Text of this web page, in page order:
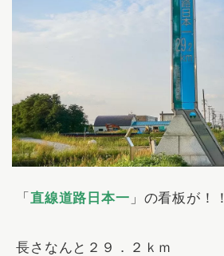
「 直線道路日本一 」の看板が！！
長さなんと２９．２ｋｍ